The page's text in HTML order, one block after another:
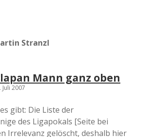
Stranzl
Mann ganz oben
2007
gibt: Die Liste der
des Ligapokals [Seite bei
Irrelevanz gelöscht, deshalb hier